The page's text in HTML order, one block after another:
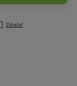
Zdieľať